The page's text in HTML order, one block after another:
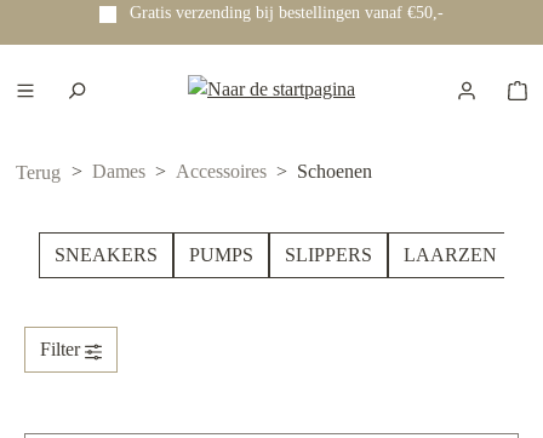
hoofdinhoud
Voor 12:00 uur besteld? Dezelfde dag nog verzonden!
Terug Dames Accessoires Schoenen
SNEAKERS PUMPS SLIPPERS LAARZEN
Filter